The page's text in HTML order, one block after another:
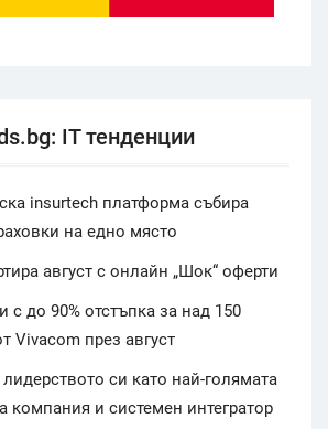
IT тенденции
insurtech платформа събира
на едно място
август с онлайн „Шок“ оферти
с до 90% отстъпка за над 150
Vivacom през август
си като най-голямата
компания и системен интегратор